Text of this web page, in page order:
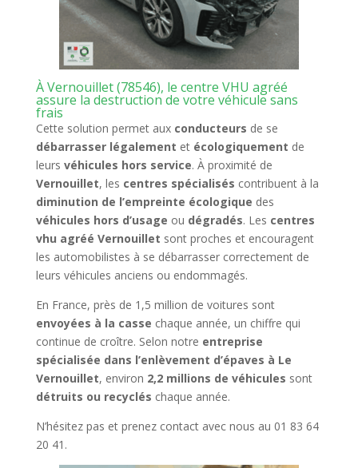
À Vernouillet (78546), le centre VHU agréé
assure la destruction de votre véhicule sans
frais
Cette solution permet aux conducteurs de se
débarrasser légalement et écologiquement de
leurs véhicules hors service. À proximité de
Vernouillet, les centres spécialisés contribuent à la
diminution de l’empreinte écologique des
véhicules hors d’usage ou dégradés. Les centres
vhu agréé Vernouillet sont proches et encouragent
les automobilistes à se débarrasser correctement de
leurs véhicules anciens ou endommagés.
En France, près de 1,5 million de voitures sont
envoyées à la casse chaque année, un chiffre qui
continue de croître. Selon notre entreprise
spécialisée dans l’enlèvement d’épaves à Le
Vernouillet, environ 2,2 millions de véhicules sont
détruits ou recyclés chaque année.
N’hésitez pas et prenez contact avec nous au 01 83 64
20 41.